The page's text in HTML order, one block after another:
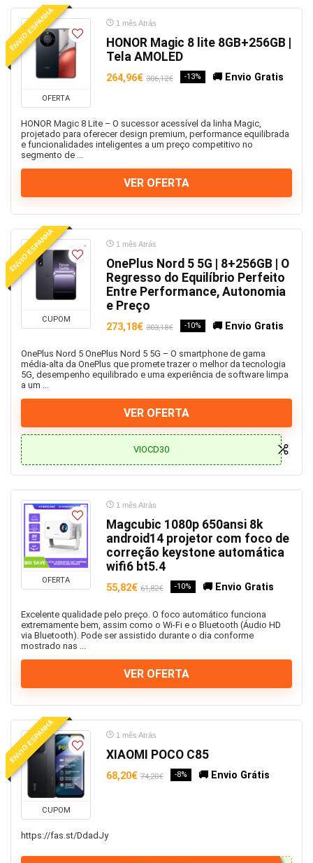
Ventoinhas
Viagens
Vibradora
Video Porteiro
Videojogos e Consolas
Vigilância
Xiaomi
Xiaomi
Xiaomi TV Stick
Todas as categorias
ENVIO ESPANHA
OFERTA
1 mês Atrás
HONOR Magic 8 lite 8GB+256GB |
Tela AMOLED
264,96€ 306,12€ -13% 🚚 Envio Gratis
HONOR Magic 8 Lite – O sucessor acessível da linha Magic,
projetado para oferecer design premium, performance equilibrada
e funcionalidades inteligentes a um preço competitivo no
segmento de ...
VER OFERTA
ENVIO ESPANHA
CUPOM
1 mês Atrás
OnePlus Nord 5 5G | 8+256GB | O
Regresso do Equilíbrio Perfeito
Entre Performance, Autonomia
e Preço
273,18€ 303,18€ -10% 🚚 Envio Gratis
OnePlus Nord 5 OnePlus Nord 5 5G – O smartphone de gama
média-alta da OnePlus que promete trazer o melhor da tecnologia
5G, desempenho equilibrado e uma experiência de software limpa
a um ...
VER OFERTA
VIOCD30
OFERTA
1 mês Atrás
Magcubic 1080p 650ansi 8k
android14 projetor com foco de
correção keystone automática
wifi6 bt5.4
55,82€ 61,82€ -10% 🚚 Envio Gratis
Excelente qualidade pelo preço. O foco automático funciona
extremamente bem, assim como o Wi-Fi e o Bluetooth (Áudio HD
via Bluetooth). Pode ser assistido durante o dia conforme
mostrado nas ...
VER OFERTA
ENVIO ESPANHA
CUPOM
1 mês Atrás
XIAOMI POCO C85
68,20€ 74,20€ -8% 🚚 Envio Grátis
https://fas.st/DdadJy